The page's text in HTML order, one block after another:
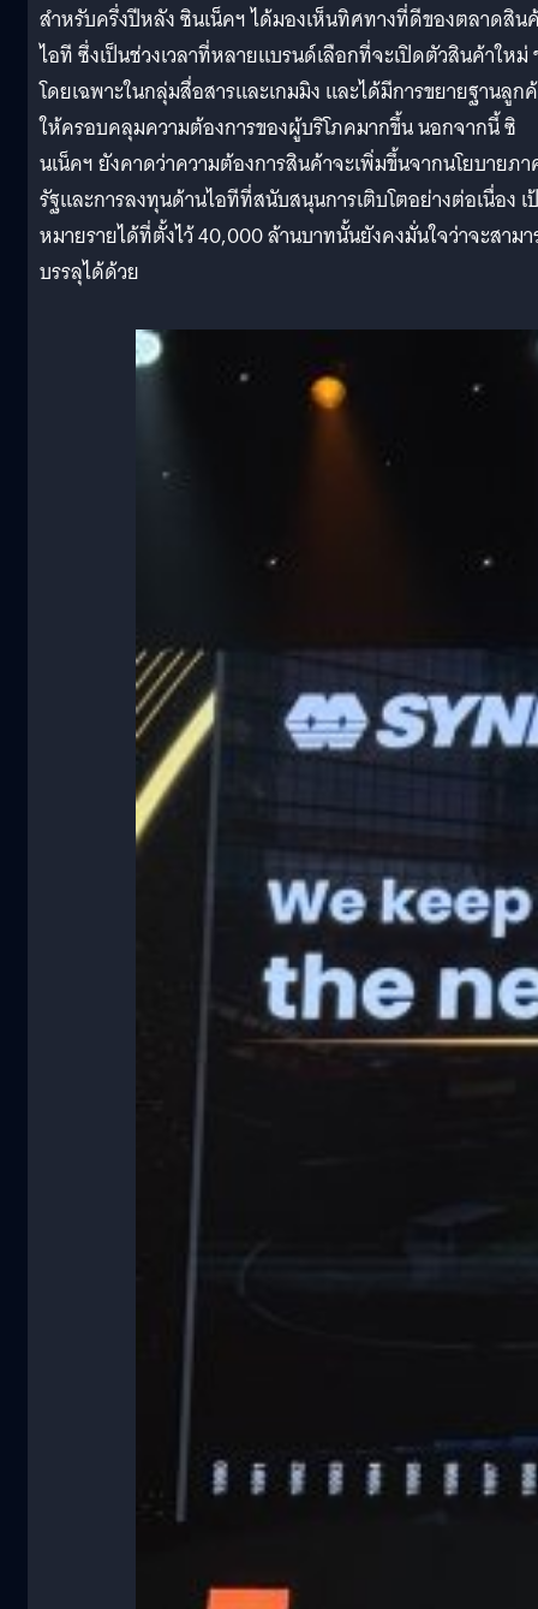
สำหรับครึ่งปีหลัง ซินเน็คฯ ได้มองเห็นทิศทางที่ดีของตลาดสิน
ไอที ซึ่งเป็นช่วงเวลาที่หลายแบรนด์เลือกที่จะเปิดตัวสินค้าใหม่
โดยเฉพาะในกลุ่มสื่อสารและเกมมิง และได้มีการขยายฐานลูก
ให้ครอบคลุมความต้องการของผู้บริโภคมากขึ้น นอกจากนี้ ซิ
นเน็คฯ ยังคาดว่าความต้องการสินค้าจะเพิ่มขึ้นจากนโยบายภ
รัฐและการลงทุนด้านไอทีที่สนับสนุนการเติบโตอย่างต่อเนื่อง เ
หมายรายได้ที่ตั้งไว้ 40,000 ล้านบาทนั้นยังคงมั่นใจว่าจะสาม
บรรลุได้ด้วย